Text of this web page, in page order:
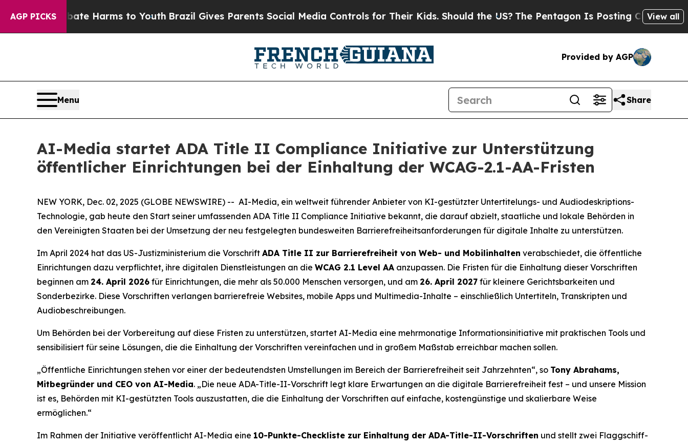
AGP PICKS
to Abate Harms to YouthBrazil Gives Parents Social Media Controls for Their Kids. Should the US? The Pentagon Is Posting Cryptic Biblical
View all
Provided by AGP
Menu Share
AI-Media startet ADA Title II Compliance Initiative zur Unterstützung
öffentlicher Einrichtungen bei der Einhaltung der WCAG-2.1-AA-Fristen
NEW YORK, Dec. 02, 2025 (GLOBE NEWSWIRE) -- AI-Media, ein weltweit führender Anbieter von KI-gestützter Untertitelungs- und Audiodeskriptions-
Technologie, gab heute den Start seiner umfassenden ADA Title II Compliance Initiative bekannt, die darauf abzielt, staatliche und lokale Behörden in
den Vereinigten Staaten bei der Umsetzung der neu festgelegten bundesweiten Barrierefreiheitsanforderungen für digitale Inhalte zu unterstützen.
Im April 2024 hat das US-Justizministerium die Vorschrift ADA Title II zur Barrierefreiheit von Web- und Mobilinhalten verabschiedet, die öffentliche
Einrichtungen dazu verpflichtet, ihre digitalen Dienstleistungen an die WCAG 2.1 Level AA anzupassen. Die Fristen für die Einhaltung dieser Vorschriften
beginnen am 24. April 2026 für Einrichtungen, die mehr als 50.000 Menschen versorgen, und am 26. April 2027 für kleinere Gerichtsbarkeiten und
Sonderbezirke. Diese Vorschriften verlangen barrierefreie Websites, mobile Apps und Multimedia-Inhalte – einschließlich Untertiteln, Transkripten und
Audiobeschreibungen.
Um Behörden bei der Vorbereitung auf diese Fristen zu unterstützen, startet AI-Media eine mehrmonatige Informationsinitiative mit praktischen Tools und
sensibilisiert für seine Lösungen, die die Einhaltung der Vorschriften vereinfachen und in großem Maßstab erreichbar machen sollen.
„Öffentliche Einrichtungen stehen vor einer der bedeutendsten Umstellungen im Bereich der Barrierefreiheit seit Jahrzehnten“, so Tony Abrahams,
Mitbegründer und CEO von AI-Media. „Die neue ADA-Title-II-Vorschrift legt klare Erwartungen an die digitale Barrierefreiheit fest – und unsere Mission
ist es, Behörden mit KI-gestützten Tools auszustatten, die die Einhaltung der Vorschriften auf einfache, kostengünstige und skalierbare Weise
ermöglichen.“
Im Rahmen der Initiative veröffentlicht AI-Media eine 10-Punkte-Checkliste zur Einhaltung der ADA-Title-II-Vorschriften und stellt zwei Flaggschiff-